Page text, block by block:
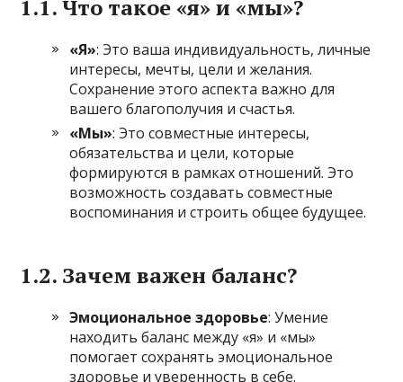
1.1. Что такое «я» и «мы»?
«Я»: Это ваша индивидуальность, личные
интересы, мечты, цели и желания.
Сохранение этого аспекта важно для
вашего благополучия и счастья.
«Мы»: Это совместные интересы,
обязательства и цели, которые
формируются в рамках отношений. Это
возможность создавать совместные
воспоминания и строить общее будущее.
1.2. Зачем важен баланс?
Эмоциональное здоровье: Умение
находить баланс между «я» и «мы»
помогает сохранять эмоциональное
здоровье и уверенность в себе.